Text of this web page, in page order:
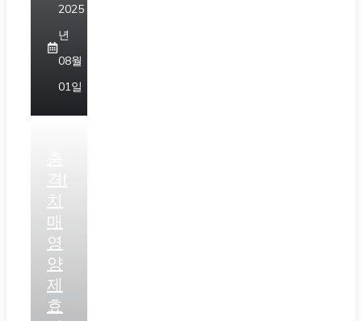
2025
년
08월
01일
치
매
영
양
제
효